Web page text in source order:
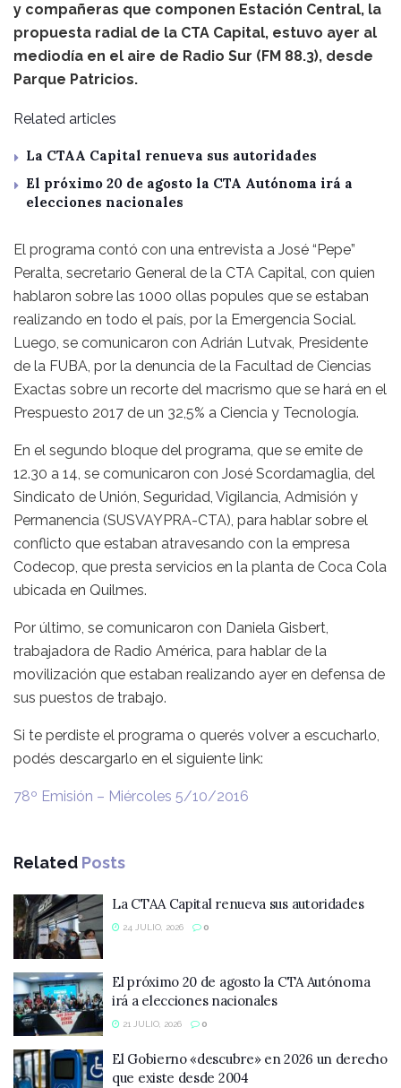
y compañeras que componen Estación Central, la
propuesta radial de la CTA Capital, estuvo ayer al
mediodía en el aire de Radio Sur (FM 88.3), desde
Parque Patricios.
Related articles
La CTAA Capital renueva sus autoridades
El próximo 20 de agosto la CTA Autónoma irá a
elecciones nacionales
El programa contó con una entrevista a José “Pepe”
Peralta, secretario General de la CTA Capital, con quien
hablaron sobre las 1000 ollas popules que se estaban
realizando en todo el país, por la Emergencia Social.
Luego, se comunicaron con Adrián Lutvak, Presidente
de la FUBA, por la denuncia de la Facultad de Ciencias
Exactas sobre un recorte del macrismo que se hará en el
Prespuesto 2017 de un 32,5% a Ciencia y Tecnología.
En el segundo bloque del programa, que se emite de
12.30 a 14, se comunicaron con José Scordamaglia, del
Sindicato de Unión, Seguridad, Vigilancia, Admisión y
Permanencia (SUSVAYPRA-CTA), para hablar sobre el
conflicto que estaban atravesando con la empresa
Codecop, que presta servicios en la planta de Coca Cola
ubicada en Quilmes.
Por último, se comunicaron con Daniela Gisbert,
trabajadora de Radio América, para hablar de la
movilización que estaban realizando ayer en defensa de
sus puestos de trabajo.
Si te perdiste el programa o querés volver a escucharlo,
podés descargarlo en el siguiente link:
78º Emisión – Miércoles 5/10/2016
Related Posts
La CTAA Capital renueva sus autoridades
24 JULIO, 2026 0
El próximo 20 de agosto la CTA Autónoma
irá a elecciones nacionales
21 JULIO, 2026 0
El Gobierno «descubre» en 2026 un derecho
que existe desde 2004